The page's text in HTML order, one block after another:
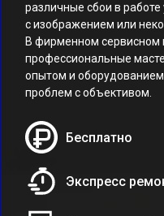
различные сбои в
с изображением или
В фирменном сервисном
профессиональные
опытом и
проблем с объективом.
Бесплатно
Экспресс